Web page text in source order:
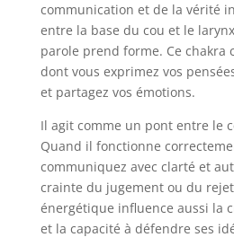
communication et de la vérité
entre la base du cou et le
parole prend forme. Ce chakra
dont vous exprimez vos
et partagez vos émotions.
Il agit comme un pont entre le
Quand il fonctionne
communiquez avec clarté et
crainte du jugement ou du
énergétique influence aussi la
et la capacité à défendre ses